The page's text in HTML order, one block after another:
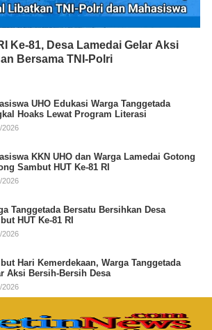
Ke-81, Desa Lamedai Gelar Aksi
Bersama TNI-Polri
UHO Edukasi Warga Tanggetada
Hoaks Lewat Program Literasi
2026
KKN UHO dan Warga Lamedai Gotong
Sambut HUT Ke-81 RI
2026
Tanggetada Bersatu Bersihkan Desa
HUT Ke-81 RI
2026
Hari Kemerdekaan, Warga Tanggetada
Aksi Bersih-Bersih Desa
2026